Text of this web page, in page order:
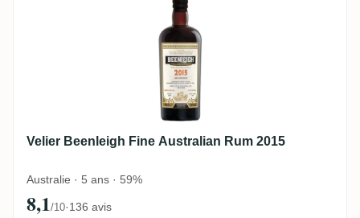
Velier Beenleigh Fine Australian Rum 2015
Australie · 5 ans · 59%
8,1/10·136 avis